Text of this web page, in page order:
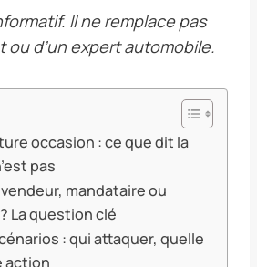
Il ne remplace pas
ou d’un expert automobile.
occasion : ce que dit la
pas
mandataire ou
La question clé
: qui attaquer, quelle
action